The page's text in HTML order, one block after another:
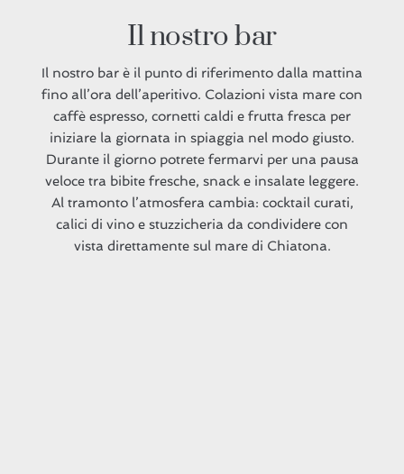
Il nostro bar
Il nostro bar è il punto di riferimento dalla mattina
fino all’ora dell’aperitivo. Colazioni vista mare con
caffè espresso, cornetti caldi e frutta fresca per
iniziare la giornata in spiaggia nel modo giusto.
Durante il giorno potrete fermarvi per una pausa
veloce tra bibite fresche, snack e insalate leggere.
Al tramonto l’atmosfera cambia: cocktail curati,
calici di vino e stuzzicheria da condividere con
vista direttamente sul mare di Chiatona.